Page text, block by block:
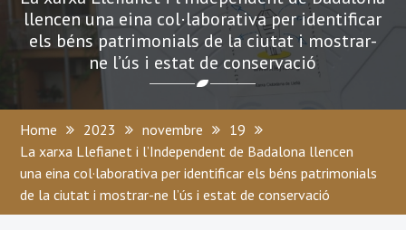
llencen una eina col·laborativa per identificar
els béns patrimonials de la ciutat i mostrar-
ne l’ús i estat de conservació
Home 2023 novembre
19
La xarxa Llefianet i l’Independent de Badalona llencen
una eina col·laborativa per identificar els béns patrimonials
de la ciutat i mostrar-ne l’ús i estat de conservació